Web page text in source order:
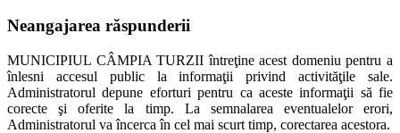
Neangajarea răspunderii
MUNICIPIUL CÂMPIA TURZII întreţine acest domeniu pentru a
înlesni accesul public la informaţii privind activităţile sale.
Administratorul depune eforturi pentru ca aceste informaţii să fie
corecte şi oferite la timp. La semnalarea eventualelor erori,
Administratorul va încerca în cel mai scurt timp, corectarea acestora.